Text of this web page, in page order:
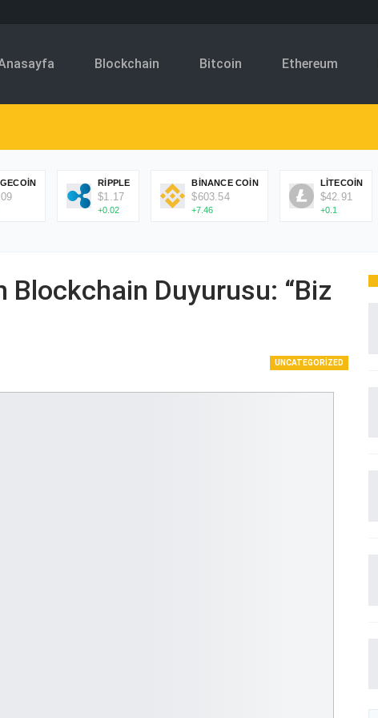
Blockchain Bitcoin Ethereum
RIPPLE
$1.17
+0.02
BINANCE COIN
$603.54
+7.46
LITECOIN
$42.91
+0.1
Blockchain Duyurusu: “Biz
UNCATEGORIZED